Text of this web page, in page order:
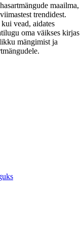
maailma,
trendidest.
vead, aidates
oma väikses kirjas
mängimist ja